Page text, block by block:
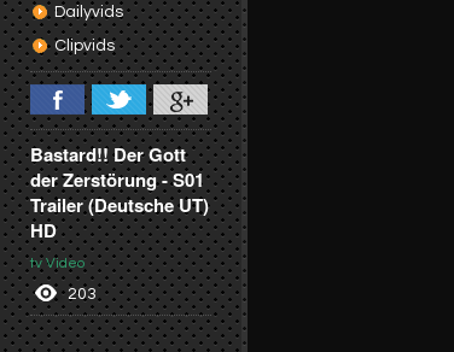
Dailyvids
Clipvids
Bastard!! Der Gott
der Zerstörung - S01
Trailer (Deutsche UT)
HD
tv Video
203